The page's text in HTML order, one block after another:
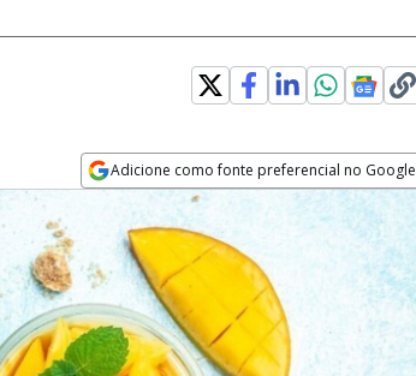
Adicione como fonte preferencial no Google
Opens in new window